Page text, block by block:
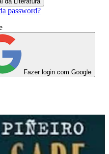
password?
Fazer login com Google